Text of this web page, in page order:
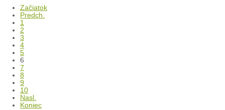
Začiatok
Predch.
1
2
3
4
5
6
7
8
9
10
Nasl.
Koniec